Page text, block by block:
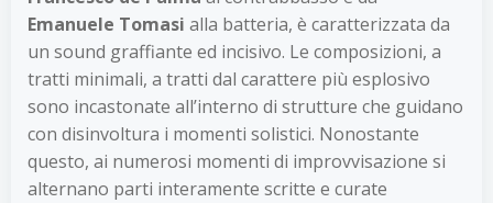
Emanuele Tomasi alla batteria, è caratterizzata da
un sound graffiante ed incisivo. Le composizioni, a
tratti minimali, a tratti dal carattere più esplosivo
sono incastonate all’interno di strutture che guidano
con disinvoltura i momenti solistici. Nonostante
questo, ai numerosi momenti di improvvisazione si
alternano parti interamente scritte e curate